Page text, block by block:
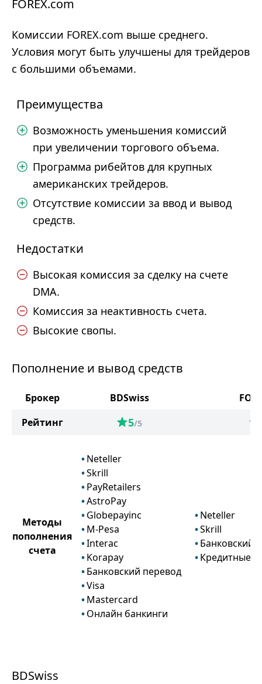
FOREX.com
Комиссии FOREX.com выше среднего.
Условия могут быть улучшены для трейдеров
с большими объемами.
Преимущества
Возможность уменьшения комиссий
при увеличении торгового объема.
Программа рибейтов для крупных
американских трейдеров.
Отсутствие комиссии за ввод и вывод
средств.
Недостатки
Высокая комиссия за сделку на счете
DMA.
Комиссия за неактивность счета.
Высокие свопы.
Пополнение и вывод средств
Брокер BDSwiss
Рейтинг
5/5
Методы
пополнения
счета
Neteller
Skrill
PayRetailers
AstroPay
Globepayinc
M-Pesa
Interac
Korapay
Банковский перевод
Visa
Mastercard
Онлайн банкинги
Neteller
Skrill
Банковский
Кредитные и
BDSwiss